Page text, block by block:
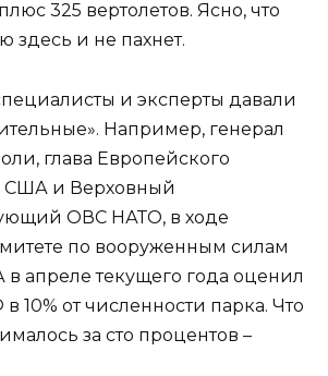
325 вертолетов. Ясно, что
здесь и не пахнет.
и эксперты давали
Например, генерал
глава Европейского
США и Верховный
ОВС НАТО, в ходе
по вооруженным силам
апреле текущего года оценил
10% от численности парка. Что
за сто процентов –